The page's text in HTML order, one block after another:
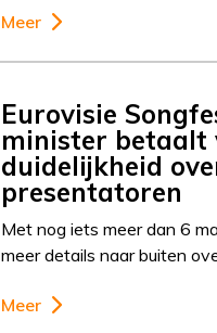
Meer
Eurovisie
minister betaalt
duidelijkheid
presentatoren
Met nog iets meer dan 6
meer details naar buiten
Meer